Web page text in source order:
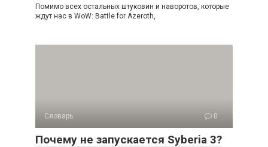
Помимо всех остальных штуковин и наворотов, которые
ждут нас в WoW: Battle for Azeroth,
Словарь 0
Почему не запускается Syberia 3?